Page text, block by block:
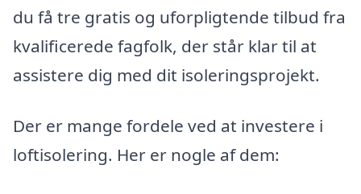
du få tre gratis og uforpligtende tilbud fra
kvalificerede fagfolk, der står klar til at
assistere dig med dit isoleringsprojekt.
Der er mange fordele ved at investere i
loftisolering. Her er nogle af dem: